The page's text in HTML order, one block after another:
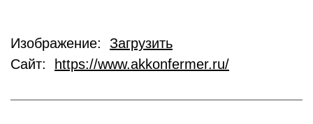
Изображение: Загрузить
Сайт:
https://www.akkonfermer.ru/